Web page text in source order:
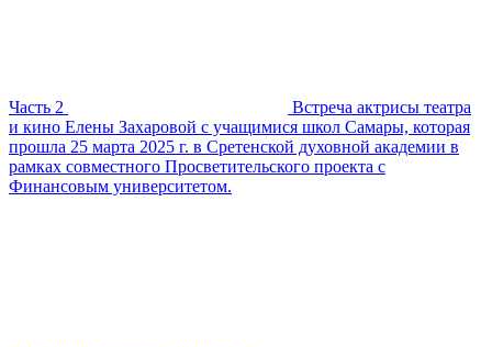
Часть 2
Встреча актрисы театра
и кино Елены Захаровой с учащимися школ Самары, которая
прошла 25 марта 2025 г. в Сретенской духовной академии в
рамках совместного Просветительского проекта с
Финансовым университетом.